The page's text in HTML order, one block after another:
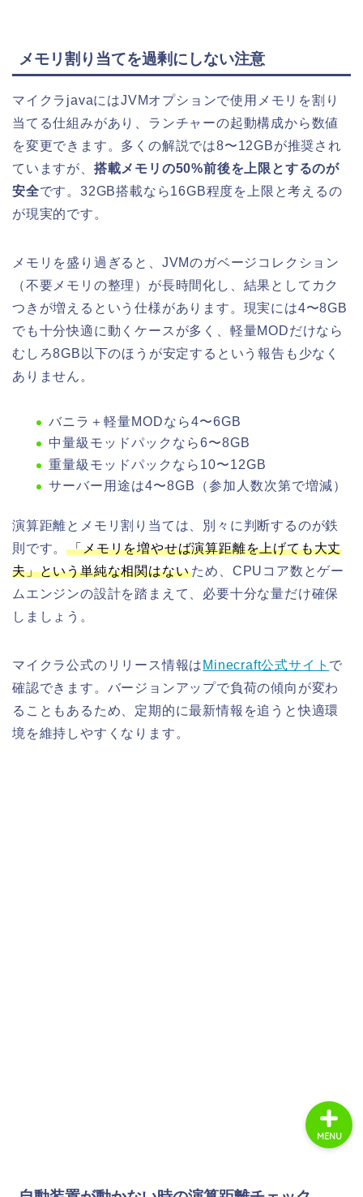
メモリ割り当てを過剰にしない注意
マイクラjavaにはJVMオプションで使用メモリを割り
当てる仕組みがあり、ランチャーの起動構成から数値
を変更できます。多くの解説では8〜12GBが推奨され
ていますが、 搭載メモリの50%前後を上限とするのが
安全です。32GB搭載なら16GB程度を上限と考えるの
が現実的です。
メモリを盛り過ぎると、JVMのガベージコレクション
（不要メモリの整理）が長時間化し、結果としてカク
つきが増えるという仕様があります。現実には4〜8GB
でも十分快適に動くケースが多く、軽量MODだけなら
むしろ8GB以下のほうが安定するという報告も少なく
ありません。
バニラ＋軽量MODなら4〜6GB
中量級モッドパックなら6〜8GB
重量級モッドパックなら10〜12GB
サーバー用途は4〜8GB（参加人数次第で増減）
演算距離とメモリ割り当ては、別々に判断するのが鉄
則です。「メモリを増やせば演算距離を上げても大丈
夫」という単純な相関はない ため、CPUコア数とゲー
ムエンジンの設計を踏まえて、必要十分な量だけ確保
しましょう。
マイクラ公式のリリース情報は Minecraft公式サイト で
確認できます。バージョンアップで負荷の傾向が変わ
ることもあるため、定期的に最新情報を追うと快適環
境を維持しやすくなります。
MENU